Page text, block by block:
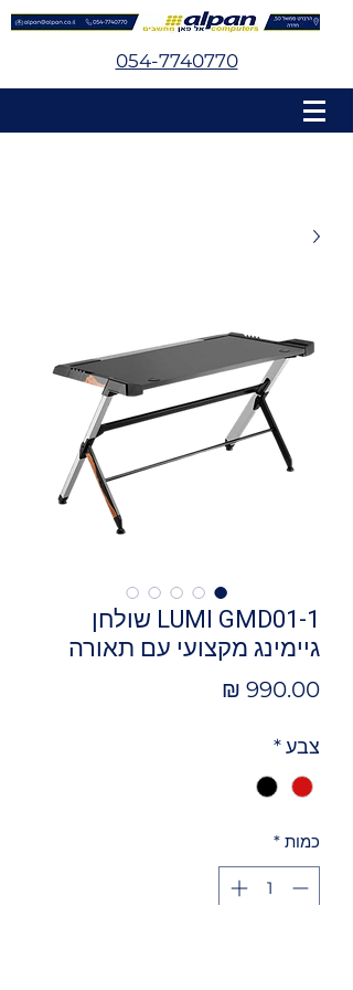
054-7740770
LUMI GMD01-1 שולחן
גיימינג מקצועי עם תאורה
צבע*
כמות *